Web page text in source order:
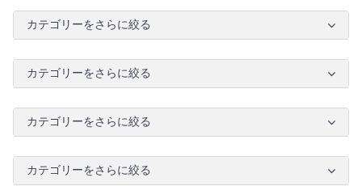
カテゴリーをさらに絞る
カテゴリーをさらに絞る
カテゴリーをさらに絞る
カテゴリーをさらに絞る